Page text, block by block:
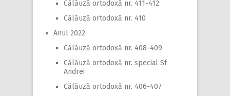
Călăuză ortodoxă nr. 411-412
Călăuză ortodoxă nr. 410
Anul 2022
Călăuză ortodoxă nr. 408-409
Călăuză ortodoxă nr. special Sf
Andrei
Călăuză ortodoxă nr. 406-407